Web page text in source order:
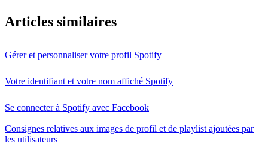
Articles similaires
Gérer et personnaliser votre profil Spotify
Votre identifiant et votre nom affiché Spotify
Se connecter à Spotify avec Facebook
Consignes relatives aux images de profil et de playlist ajoutées par
les utilisateurs